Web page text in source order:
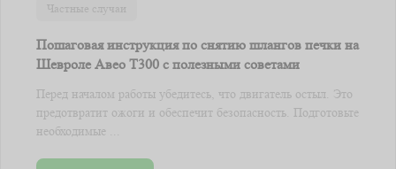
Частные случаи
Пошаговая инструкция по снятию шлангов печки на
Шевроле Авео Т300 с полезными советами
Перед началом работы убедитесь, что двигатель остыл. Это
предотвратит ожоги и обеспечит безопасность. Подготовьте
необходимые ...